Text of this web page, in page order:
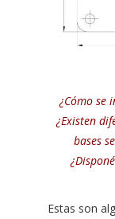
¿Cómo se
¿Existen
bases
Estas son